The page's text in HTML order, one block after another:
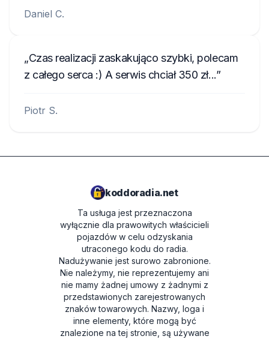
Daniel C.
Czas realizacji zaskakująco szybki, polecam
z całego serca :) A serwis chciał 350 zł...
Piotr S.
koddoradia.net
Ta usługa jest przeznaczona
wyłącznie dla prawowitych właścicieli
pojazdów w celu odzyskania
utraconego kodu do radia.
Nadużywanie jest surowo zabronione.
Nie należymy, nie reprezentujemy ani
nie mamy żadnej umowy z żadnymi z
przedstawionych zarejestrowanych
znaków towarowych. Nazwy, loga i
inne elementy, które mogą być
znalezione na tej stronie, są używane